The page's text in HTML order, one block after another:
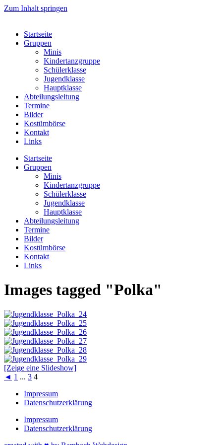
Zum Inhalt springen
Startseite
Gruppen
Minis
Kindertanzgruppe
Schülerklasse
Jugendklasse
Hauptklasse
Abteilungsleitung
Termine
Bilder
Kostümbörse
Kontakt
Links
Startseite
Gruppen
Minis
Kindertanzgruppe
Schülerklasse
Jugendklasse
Hauptklasse
Abteilungsleitung
Termine
Bilder
Kostümbörse
Kontakt
Links
Images tagged "Polka"
[Zeige eine Slideshow]
◄ 1 ... 3 4
Impressum
Datenschutzerklärung
Impressum
Datenschutzerklärung